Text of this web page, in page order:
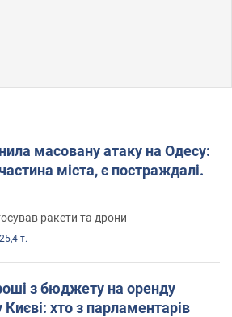
масовану атаку на Одесу:
міста, є постраждалі.
ракети та дрони
25,4 т.
з бюджету на оренду
Києві: хто з парламентарів